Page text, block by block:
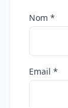
Nom *
Email *